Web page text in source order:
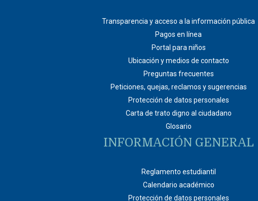
Transparencia y acceso a la información pública
Pagos en línea
Portal para niños
Ubicación y medios de contacto
Preguntas frecuentes
Peticiones, quejas, reclamos y sugerencias
Protección de datos personales
Carta de trato digno al ciudadano
Glosario
INFORMACIÓN GENERAL
Reglamento estudiantil
Calendario académico
Protección de datos personales